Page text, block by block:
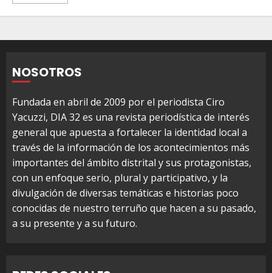
NOSOTROS
Fundada en abril de 2009 por el periodista Ciro
Yacuzzi, DIA 32 es una revista periodística de interés
general que apuesta a fortalecer la identidad local a
través de la información de los acontecimientos más
importantes del ámbito distrital y sus protagonistas,
con un enfoque serio, plural y participativo, y la
divulgación de diversas temáticas e historias poco
conocidas de nuestro terruño que hacen a su pasado,
a su presente y a su futuro.